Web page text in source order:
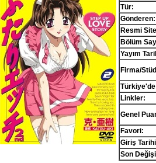
Tür:
Gönderen:
Resmi
Bölüm
Yayım
Firma/
Linkler:
Genel
Favori:
Giriş
Son